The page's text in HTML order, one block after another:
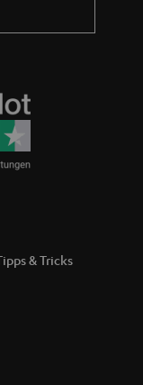
& Tricks